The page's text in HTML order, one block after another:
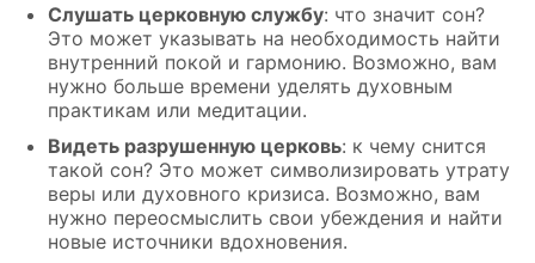
Слушать церковную службу: что значит сон?
Это может указывать на необходимость найти
внутренний покой и гармонию. Возможно, вам
нужно больше времени уделять духовным
практикам или медитации.
Видеть разрушенную церковь: к чему снится
такой сон? Это может символизировать утрату
веры или духовного кризиса. Возможно, вам
нужно переосмыслить свои убеждения и найти
новые источники вдохновения.